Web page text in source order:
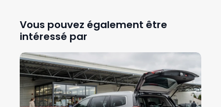
Vous pouvez également être
intéressé par